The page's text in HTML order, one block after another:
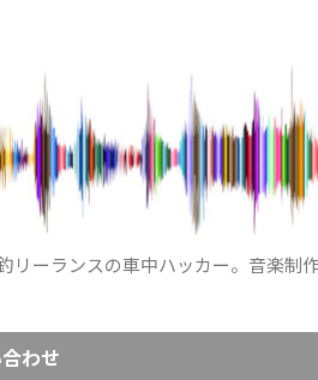
ーランスの車中ハッカー。音楽制
わせ